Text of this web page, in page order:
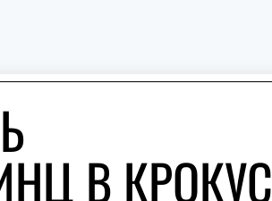
В КРОКУС